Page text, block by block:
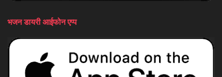
भजन डायरी आईफोन एप्प